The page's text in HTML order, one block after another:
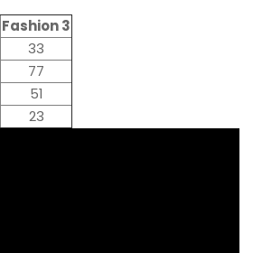
Fashion 3
33
77
51
23